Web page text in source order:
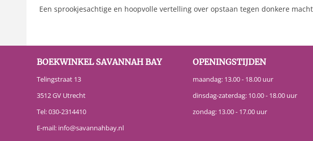
Een sprookjesachtige en hoopvolle vertelling over opstaan tegen donkere
BOEKWINKEL SAVANNAH BAY
Telingstraat 13
3512 GV Utrecht
Tel:030-2314410
E-mail: info@savannahbay.nl
OPENINGSTIJDEN
maandag: 13.00 - 18.00 uur
dinsdag-zaterdag: 10.00 - 18.00 uur
zondag: 13.00 - 17.00 uur